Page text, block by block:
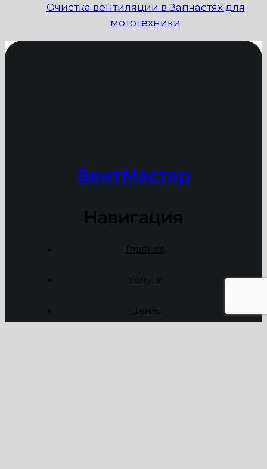
Очистка вентиляции в Запчастях для
мототехники
ВентМастер
Навигация
Главная
Услуги
Цены